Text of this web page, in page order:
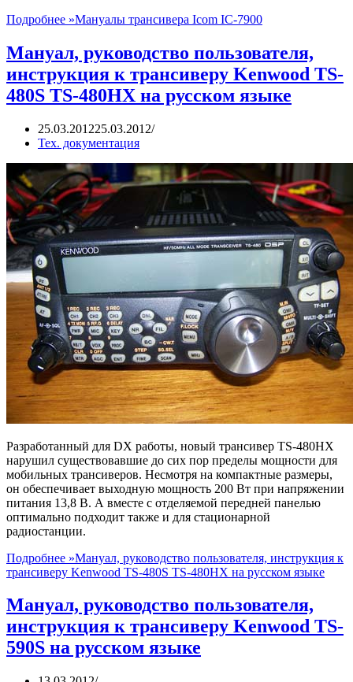
Подробнее »Мануалы трансивера Icom IC-7900
Мануал, руководство пользователя,
инструкция к трансиверу Kenwood TS-
480S TS-480HX на русском языке
25.03.201225.03.2012
Тех. документация
Разработанный для DX работы, новый трансивер TS-480HX
нарушил существовавшие до сих пор пределы мощности для
мобильных трансиверов. Несмотря на компактные размеры,
он обеспечивает выходную мощность 200 Вт при напряжении
питания 13,8 В. А вместе с отделяемой передней панелью
оптимально подходит также и для стационарной
радиостанции.
Подробнее »Мануал, руководство пользователя, инструкция к
трансиверу Kenwood TS-480S TS-480HX на русском языке
Мануал, руководство пользователя,
инструкция к трансиверу Kenwood TS-
590S на русском языке